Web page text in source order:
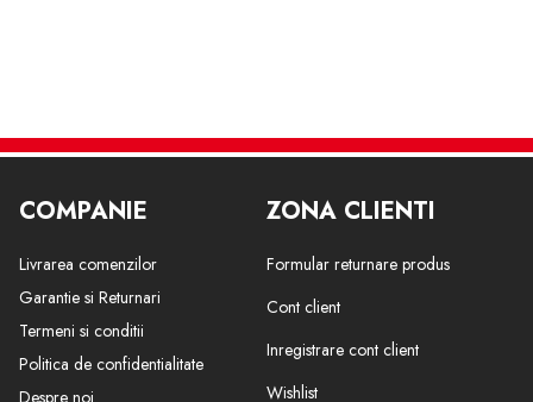
COMPANIE
Livrarea comenzilor
Garantie si Returnari
Termeni si conditii
Politica de confidentialitate
ZONA CLIENTI
Formular returnare produs
Cont client
Inregistrare cont client
Wishlist